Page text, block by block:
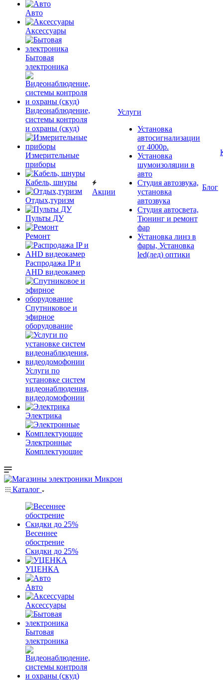
Авто
Аксессуары
Бытовая
электроника
Видеонаблюдение,
системы контроля
и охраны (скуд)
Измерительные
приборы
Кабель, шнуры
Отдых,туризм
Пульты ДУ
Ремонт
Распродажа IP и
AHD видеокамер
Спутниковое и
эфирное
оборудование
Услуги по
установке систем
видеонаблюдения,
видеодомофонии
Электрика
Электронные
Комплектующие
Акции
Услуги
Установка
автосигнализации
от 4000р.
Установка
шумоизоляции в
авто
Студия автозвука,
установка
автозвука
Студия автосвета,
Тюнинг и ремонт
фар
Установка линз в
фары, Установка
led(лед) оптики
Блог
Каталог
Весеннее
обострение
Скидки до 25%
УЦЕНКА
Авто
Аксессуары
Бытовая
электроника